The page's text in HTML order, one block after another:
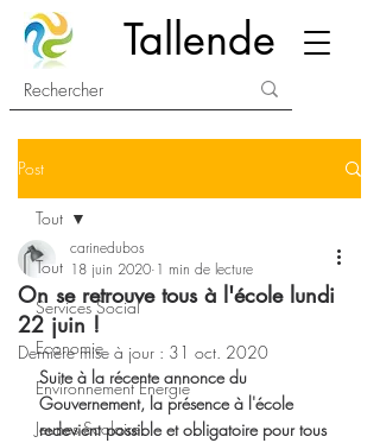
Tallende
Post
Tout
Services Social
Economie
Environnement Energie
Jeunes Scolaire
Tout
On se retrouve tous à l'école lundi
22 juin !
carinedubos
18 juin 2020 1 min de lecture
Dernière mise à jour : 31 oct. 2020
Suite à la récente annonce du
Gouvernement, la présence à l'école
redevient possible et obligatoire pour tous